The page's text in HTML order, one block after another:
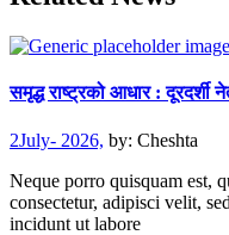
समृद्ध राष्ट्रको आधार : दूरदर्शी
2July- 2026, by: Cheshta
Neque porro quisquam est,
consectetur, adipisci velit,
incidunt ut labore